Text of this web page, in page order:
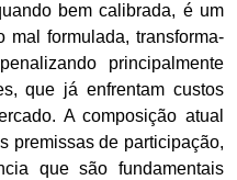
bem calibrada, é um
mal formulada, transforma-
principalmente
que já enfrentam custos
A composição atual
premissas de participação,
que são fundamentais